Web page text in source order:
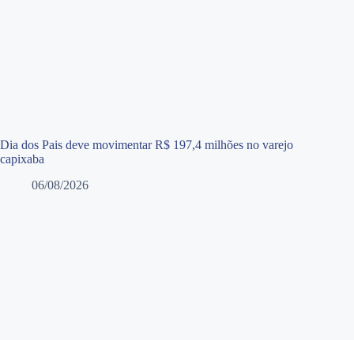
Dia dos Pais deve movimentar R$ 197,4 milhões no varejo
capixaba
06/08/2026